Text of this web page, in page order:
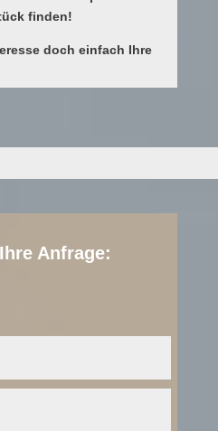
finden!
doch einfach Ihre
Anfrage: